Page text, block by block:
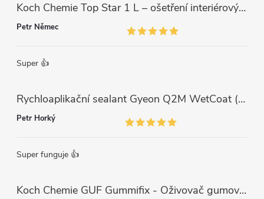
Koch Chemie Top Star 1 L – ošetření interiérových plastů, ochrana a matný vzhled
Petr Němec
Super 👍
Rychloaplikační sealant Gyeon Q2M WetCoat (1 L)
Petr Horký
Super funguje 👍
Koch Chemie GUF Gummifix - Oživovač gumových koberců (1000ml)